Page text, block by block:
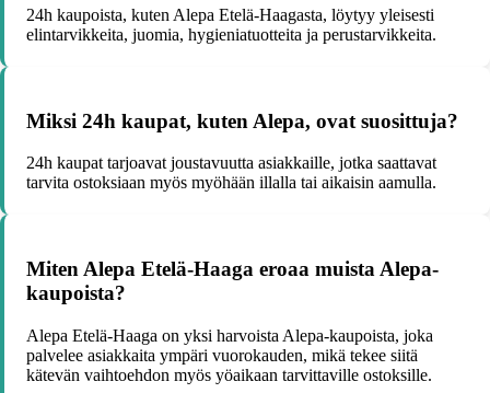
24h kaupoista, kuten Alepa Etelä-Haagasta, löytyy yleisesti
elintarvikkeita, juomia, hygieniatuotteita ja perustarvikkeita.
Miksi 24h kaupat, kuten Alepa, ovat suosittuja?
24h kaupat tarjoavat joustavuutta asiakkaille, jotka saattavat
tarvita ostoksiaan myös myöhään illalla tai aikaisin aamulla.
Miten Alepa Etelä-Haaga eroaa muista Alepa-
kaupoista?
Alepa Etelä-Haaga on yksi harvoista Alepa-kaupoista, joka
palvelee asiakkaita ympäri vuorokauden, mikä tekee siitä
kätevän vaihtoehdon myös yöaikaan tarvittaville ostoksille.